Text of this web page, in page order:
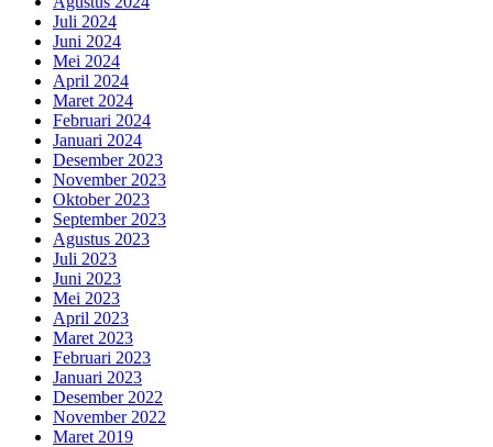
Juli 2024
Juni 2024
Mei 2024
April 2024
Maret 2024
Februari 2024
Januari 2024
Desember 2023
November 2023
Oktober 2023
September 2023
Agustus 2023
Juli 2023
Juni 2023
Mei 2023
April 2023
Maret 2023
Februari 2023
Januari 2023
Desember 2022
November 2022
Maret 2019